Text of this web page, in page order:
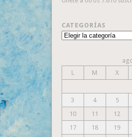
CATEGORÍAS
Categorías
L
M X
3
4 5
10
11 12
17
18 19